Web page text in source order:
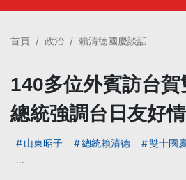
首頁 政治 賴清德國慶談話
140多位外賓訪台
總統強調台日友好
山東昭子 總統賴清德 雙十國
...